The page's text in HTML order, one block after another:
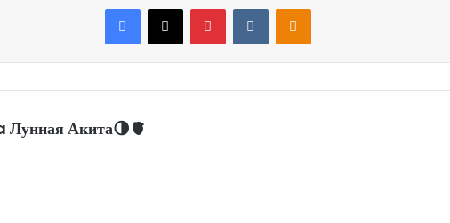
Facebook X Pinterest VKontakte Odnoklassniki
Лунная Акита🌗🫀